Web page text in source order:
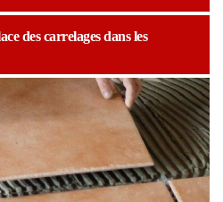
des carrelages dans les